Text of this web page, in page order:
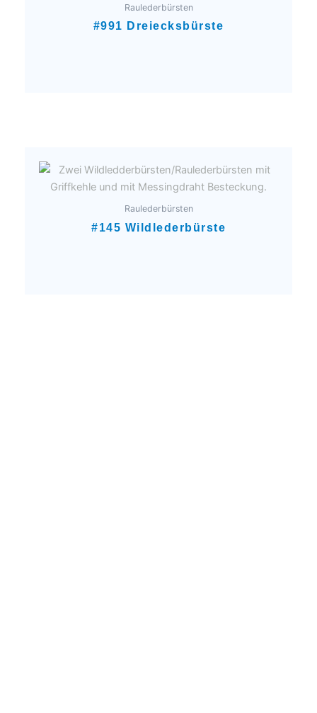
Raulederbürsten
#991 Dreiecksbürste
Raulederbürsten
#145 Wildlederbürste